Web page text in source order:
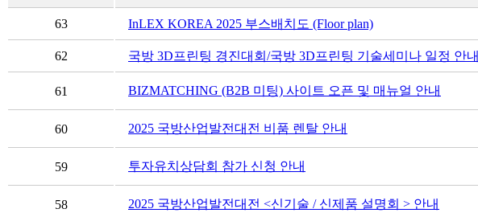
63 InLEX KOREA 2025 부스배치도 (Floor plan)
62 국방 3D프린팅 경진대회/국방 3D프린팅 기술세미나 일정 안내
61 BIZMATCHING (B2B 미팅) 사이트 오픈 및 매뉴얼 안내
60 2025 국방산업발전대전 비품 렌탈 안내
59 투자유치상담회 참가 신청 안내
58 2025 국방산업발전대전 <신기술 / 신제품 설명회 > 안내